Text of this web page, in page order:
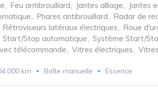
, Feu antibrouillard, Jantes alliage, Jantes
, Phares antibrouillard, Radar de
Rétroviseurs latéraux électriques, Roue
Start/Stop automatique, Système Start/
télécommande, Vitres électriques,
km Boîte manuelle Essence